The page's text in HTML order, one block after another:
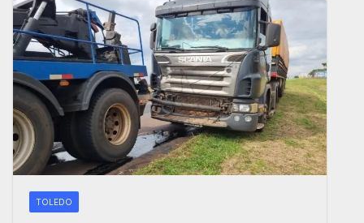
TOLEDO